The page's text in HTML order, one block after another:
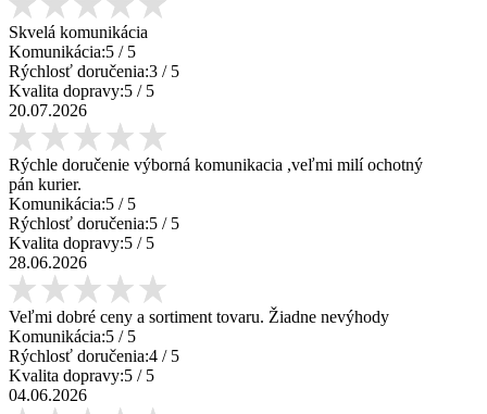
Skvelá komunikácia
Komunikácia:5 / 5
Rýchlosť doručenia:3 / 5
Kvalita dopravy:5 / 5
20.07.2026
Rýchle doručenie výborná komunikacia ,veľmi milí ochotný
pán kurier.
Komunikácia:5 / 5
Rýchlosť doručenia:5 / 5
Kvalita dopravy:5 / 5
28.06.2026
Veľmi dobré ceny a sortiment tovaru. Žiadne nevýhody
Komunikácia:5 / 5
Rýchlosť doručenia:4 / 5
Kvalita dopravy:5 / 5
04.06.2026